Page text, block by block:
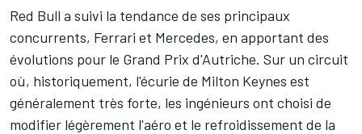
Red Bull a suivi la tendance de ses principaux
concurrents, Ferrari et Mercedes, en apportant des
évolutions pour le Grand Prix d'Autriche. Sur un circuit
où, historiquement, l'écurie de Milton Keynes est
généralement très forte, les ingénieurs ont choisi de
modifier légèrement l'aéro et le refroidissement de la